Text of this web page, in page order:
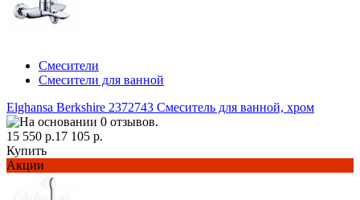
Смесители
Смесители для ванной
Elghansa Berkshire 2372743 Смеситель для ванной, хром
15 550 р.17 105 р.
Купить
Акции